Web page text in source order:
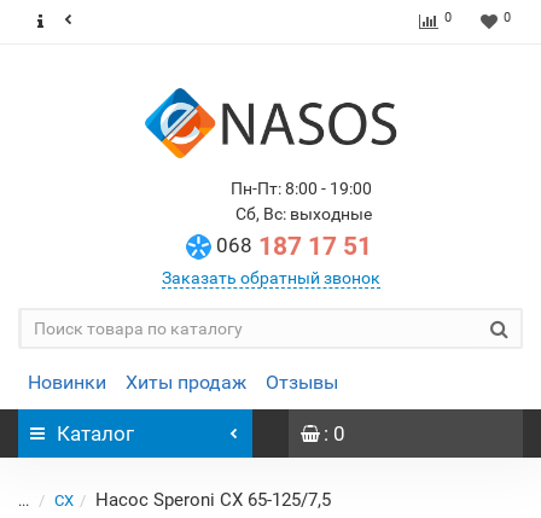
0 0
Пн-Пт: 8:00 - 19:00
Сб, Вс: выходные
068 187 17 51
Заказать обратный звонок
Новинки Хиты продаж Отзывы
Каталог : 0
... CX Насос Speroni CX 65-125/7,5